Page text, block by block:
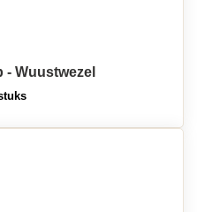
Wuustwezel